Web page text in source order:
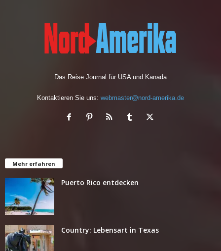
Das Reise Journal für USA und Kanada
Kontaktieren Sie uns: webmaster@nord-amerika.de
Mehr erfahren
Puerto Rico entdecken
Country: Lebensart in Texas